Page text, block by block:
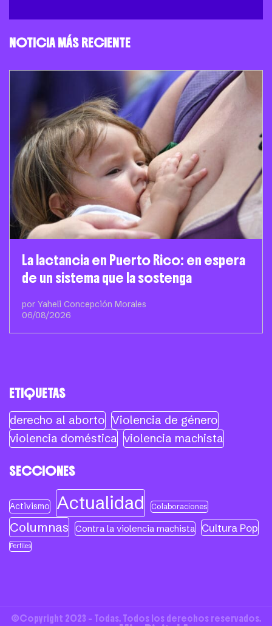
NOTICIA MÁS RECIENTE
La lactancia en Puerto Rico: en espera
de un sistema que la sostenga
por Yaheli Concepción Morales
06/08/2026
ETIQUETAS
derecho al aborto Violencia de género
violencia doméstica violencia machista
SECCIONES
Activismo Actualidad Colaboraciones
Columnas Contra la violencia machista Cultura Pop
Perfiles
©Copyright 2023 - Todas. Todos los derechos reservados.